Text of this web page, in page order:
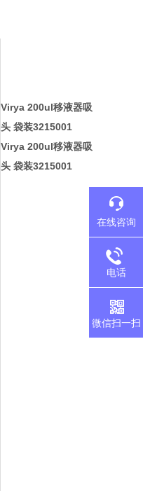
Virya 200ul移液器吸
头 袋装3215001
Virya 200ul移液器吸
头 袋装3215001
在线咨询
电话
微信扫一扫